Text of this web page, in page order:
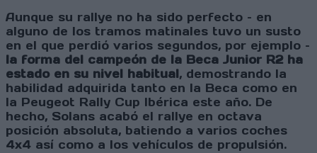
Aunque su rallye no ha sido perfecto – en
alguno de los tramos matinales tuvo un susto
en el que perdió varios segundos, por ejemplo –
la forma del campeón de la Beca Junior R2 ha
estado en su nivel habitual, demostrando la
habilidad adquirida tanto en la Beca como en
la Peugeot Rally Cup Ibérica este año. De
hecho, Solans acabó el rallye en octava
posición absoluta, batiendo a varios coches
4x4 así como a los vehículos de propulsión.